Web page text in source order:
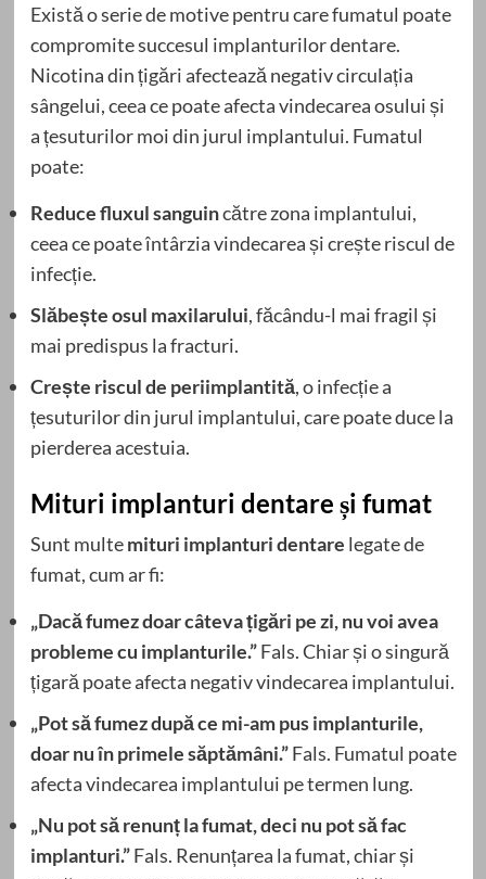
Există o serie de motive pentru care fumatul poate
compromite succesul implanturilor dentare.
Nicotina din țigări afectează negativ circulația
sângelui, ceea ce poate afecta vindecarea osului și
a țesuturilor moi din jurul implantului. Fumatul
poate:
Reduce fluxul sanguincătre zona implantului,
ceea ce poate întârzia vindecarea și crește riscul de
infecție.
Slăbește osul maxilarului, făcându-l mai fragil și
mai predispus la fracturi.
Crește riscul de periimplantită, o infecție a
țesuturilor din jurul implantului, care poate duce la
pierderea acestuia.
Mituri implanturi dentare și fumat
Sunt multemituri implanturi dentare legate de
fumat, cum ar fi:
„Dacă fumez doar câteva țigări pe zi, nu voi avea
probleme cu implanturile.”Fals. Chiar și o singură
țigară poate afecta negativ vindecarea implantului.
„Pot să fumez după ce mi-am pus implanturile,
doar nu în primele săptămâni.”Fals. Fumatul poate
afecta vindecarea implantului pe termen lung.
„Nu pot să renunț la fumat, deci nu pot să fac
implanturi.”Fals. Renunțarea la fumat, chiar și